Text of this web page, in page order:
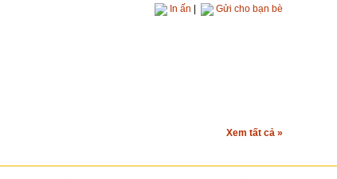
In ấn Gửi cho bạn bè
Xem tất cả »